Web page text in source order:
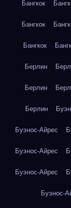
Бангкок
Бангкок
Бангкок
Берлин
Берлин
Берлин
Буэнос-Айрес
Буэнос-Айрес
Буэнос-Айрес
Буэнос-